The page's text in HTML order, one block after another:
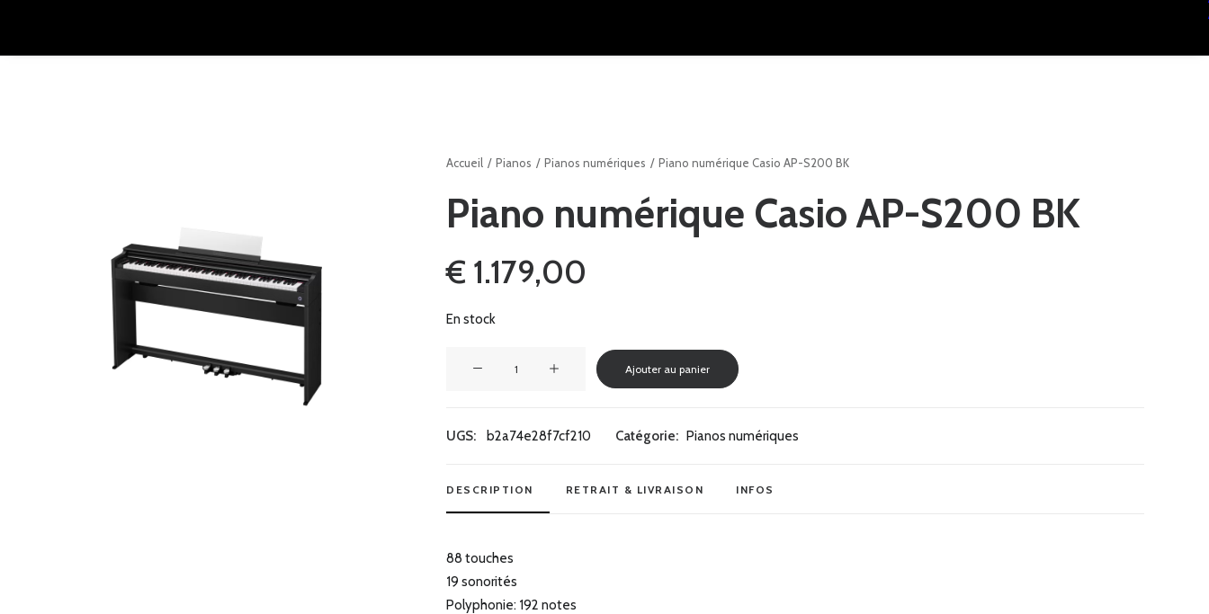
Accueil Pianos Pianos numériques Piano numérique Casio AP-S200 BK
Piano numérique Casio AP-S200 BK
€ 1.179,00
En stock
numérique
S200
Ajouter au panier
UGS: b2a74e28f7cf210 Catégorie: Pianos numériques
DESCRIPTION RETRAIT & LIVRAISON INFOS
88 touches
19 sonorités
Polyphonie: 192 notes